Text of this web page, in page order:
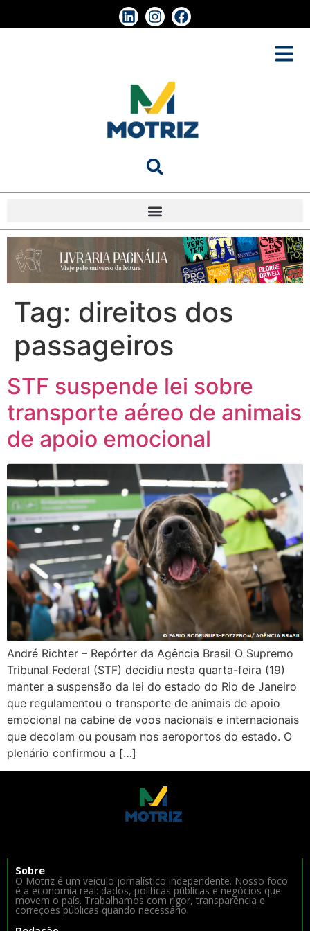
Tag: direitos dos
passageiros
STF suspende lei sobre
transporte aéreo de animais
de apoio emocional
André Richter – Repórter da Agência Brasil O Supremo
Tribunal Federal (STF) decidiu nesta quarta-feira (19)
manter a suspensão da lei do estado do Rio de Janeiro
que regulamentou o transporte de animais de apoio
emocional na cabine de voos nacionais e internacionais
que decolam ou pousam nos aeroportos do estado. O
plenário confirmou a […]
Sobre
O Motriz é um veículo jornalístico independente. Nosso foco
é a economia real: dados, políticas públicas e negócios que
movem o país. Trabalhamos com rigor, transparência e
correções públicas quando necessário.